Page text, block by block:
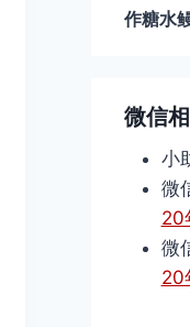
作糖水
微信
小
微
20
微
20